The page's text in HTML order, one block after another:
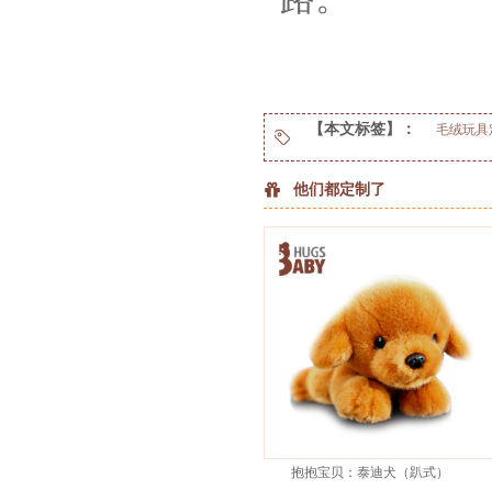
【本文标签】： 毛绒玩具
他们都定制了
抱抱宝贝：泰迪犬（趴式）